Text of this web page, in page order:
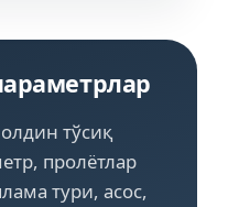
тўсиқ
пролётлар
тури, асос,